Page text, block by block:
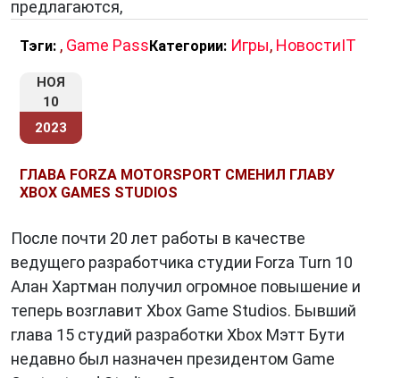
предлагаются,
Тэги: , Game PassКатегории: Игры, НовостиIT
НОЯ
10
2023
ГЛАВА FORZA MOTORSPORT СМЕНИЛ ГЛАВУ
XBOX GAMES STUDIOS
После почти 20 лет работы в качестве
ведущего разработчика студии Forza Turn 10
Алан Хартман получил огромное повышение и
теперь возглавит Xbox Game Studios. Бывший
глава 15 студий разработки Xbox Мэтт Бути
недавно был назначен президентом Game